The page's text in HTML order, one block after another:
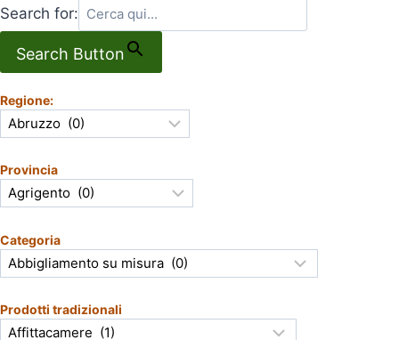
Search for:
Search Button
Regione:
Provincia
Categoria
Prodotti tradizionali